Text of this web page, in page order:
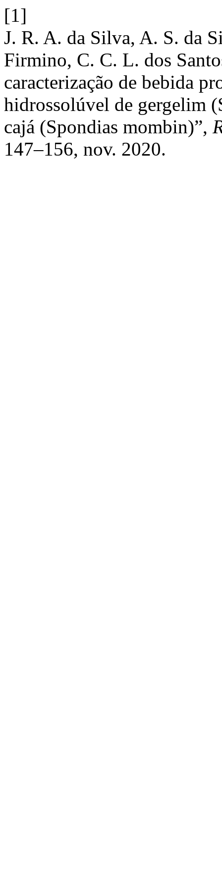
[1]
J. R. A. da Silva, A. S. da
Firmino, C. C. L. dos
caracterização de bebida
hidrossolúvel de gergelim
cajá (Spondias mombin)”,
147–156, nov. 2020.